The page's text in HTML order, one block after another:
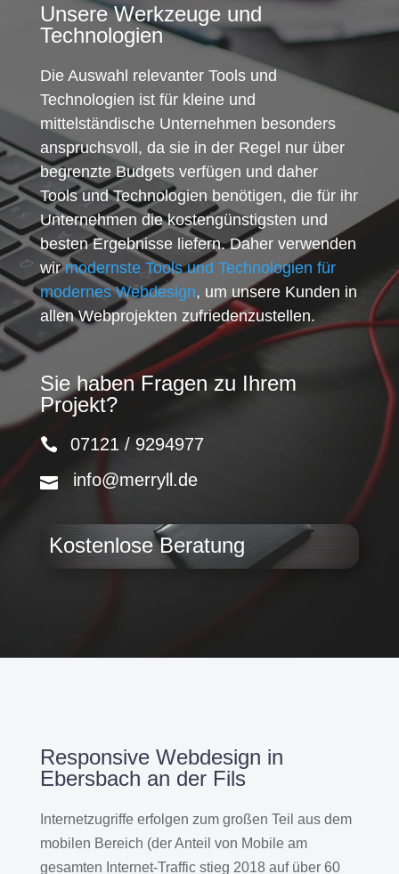
Unsere Werkzeuge und
Technologien
Die Auswahl relevanter Tools und
Technologien ist für kleine und
mittelständische Unternehmen besonders
anspruchsvoll, da sie in der Regel nur über
begrenzte Budgets verfügen und daher
Tools und Technologien benötigen, die für ihr
Unternehmen die kostengünstigsten und
besten Ergebnisse liefern. Daher verwenden
wirmodernste Tools und Technologien für
modernes Webdesign, um unsere Kunden in
allen Webprojekten zufriedenzustellen.
Sie haben Fragen zu Ihrem
Projekt?
07121 / 9294977
info@merryll.de
Kostenlose Beratung
Responsive Webdesign in
Ebersbach an der Fils
Internetzugriffe erfolgen zum großen Teil aus dem
mobilen Bereich (der Anteil von Mobile am
gesamten Internet-Traffic stieg 2018 auf über 60